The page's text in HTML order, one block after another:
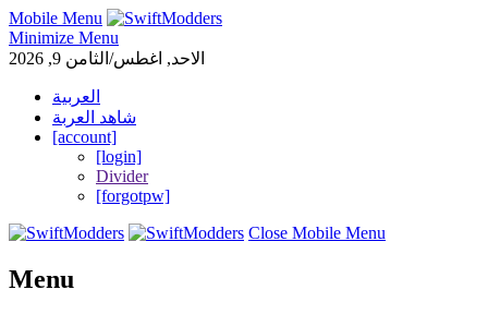
Mobile Menu
Minimize Menu
الاحد, اغطس/الثامن 9, 2026
العربية
شاهد العربة
[account]
[login]
Divider
[forgotpw]
Close Mobile Menu
Menu